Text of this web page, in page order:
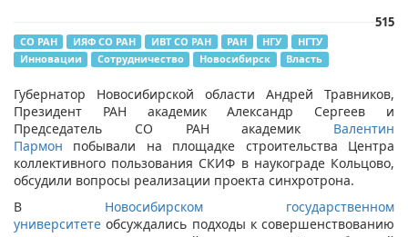
515
СО РАН ИЯФ СО РАН ИВТ СО РАН РАН НГУ
НГТУ
Инновации
Сотрудничество Новосибирск Власть
Губернатор Новосибирской области Андрей Травников,
Президент РАН академик Александр Сергеев и
Председатель СО РАН академик Валентин
Пармон побывали на площадке строительства Центра
коллективного пользования СКИФ в наукограде Кольцово,
обсудили вопросы реализации проекта синхротрона.
В Новосибирском государственном
университете обсуждались подходы к совершенствованию